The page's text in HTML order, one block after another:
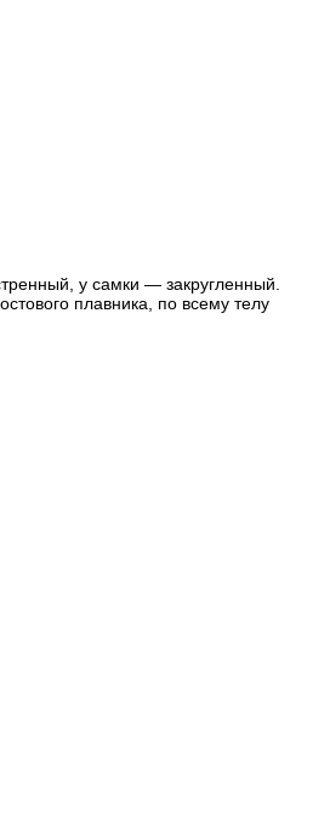
у самки — закругленный.
плавника, по всему телу